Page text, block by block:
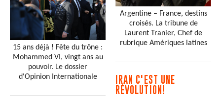
15 ans déjà ! Fête du trône :
Mohammed VI, vingt ans au
pouvoir. Le dossier
d'Opinion Internationale
Argentine – France, destins
croisés. La tribune de
Laurent Tranier, Chef de
rubrique Amériques latines
IRAN C'EST UNE
RÉVOLUTION!